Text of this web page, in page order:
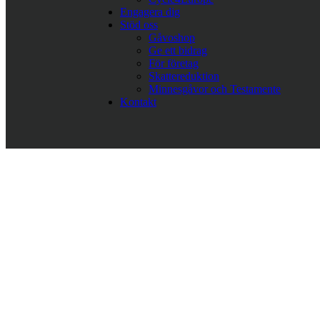
Engagera dig
Stöd oss
Gåvoshop
Ge ett bidrag
För företag
Skattereduktion
Minnesgåvor och Testamente
Kontakt